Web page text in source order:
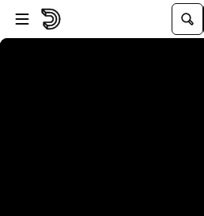
Passer au player
Passer au contenu principal